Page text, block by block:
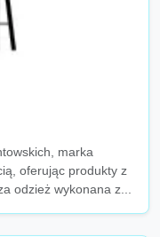
marka
oferując produkty z
odzież wykonana z...